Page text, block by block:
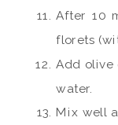
After 10
florets
Add
water.
Mix well